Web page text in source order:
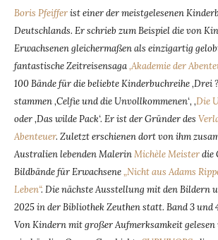
Boris Pfeifferist einer der meistgelesenen
Deutschlands. Er schrieb zum Beispiel die von
Erwachsenen gleichermaßen als einzigartig
fantastische Zeitreisensaga‚Akademie der
100 Bände für die beliebte Kinderbuchreihe ‚Drei
stammen ‚Celfie und die Unvollkommenen‘, ‚Die
oder ‚Das wilde Pack‘. Er ist der Gründer des
Abenteuer. Zuletzt erschienen dort von ihm
Australien lebenden MalerinMichèle Meisterdie
Bildbände für Erwachsene„Nicht aus Adams
Leben“. Die nächste Ausstellung mit den Bildern
2025 in der Bibliothek Zeuthen statt. Band 3 und
Von Kindern mit großer Aufmerksamkeit